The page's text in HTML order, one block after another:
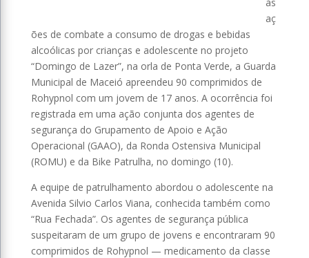
aç
ões de combate a consumo de drogas e bebidas
alcoólicas por crianças e adolescente no projeto
“Domingo de Lazer”, na orla de Ponta Verde, a Guarda
Municipal de Maceió apreendeu 90 comprimidos de
Rohypnol com um jovem de 17 anos. A ocorrência foi
registrada em uma ação conjunta dos agentes de
segurança do Grupamento de Apoio e Ação
Operacional (GAAO), da Ronda Ostensiva Municipal
(ROMU) e da Bike Patrulha, no domingo (10).
A equipe de patrulhamento abordou o adolescente na
Avenida Silvio Carlos Viana, conhecida também como
“Rua Fechada”. Os agentes de segurança pública
suspeitaram de um grupo de jovens e encontraram 90
comprimidos de Rohypnol — medicamento da classe